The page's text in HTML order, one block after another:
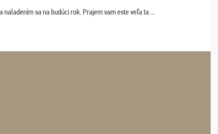
sa na budúci rok. Prajem vam este veľa ta ...